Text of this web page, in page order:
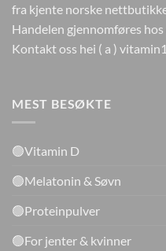
fra kjente norske
Handelen gjennomføres
Kontakt oss hei ( a )
MEST BESØKTE
🟢Vitamin D
🟢Melatonin & Søvn
🟢Proteinpulver
🟢For jenter & kvinner